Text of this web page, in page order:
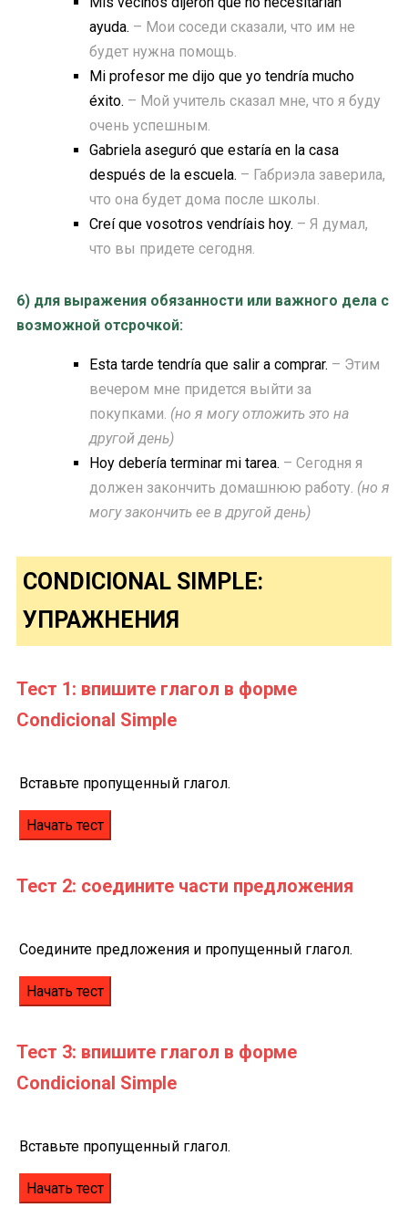
ayuda. – Мои соседи сказали, что им не
будет нужна помощь.
Mi profesor me dijo que yo tendría mucho
éxito. – Мой учитель сказал мне, что я буду
очень успешным.
Gabriela aseguró que estaría en la casa
después de la escuela. – Габриэла заверила,
что она будет дома после школы.
Creí que vosotros vendríais hoy. – Я думал,
что вы придете сегодня.
6) для выражения обязанности или важного дела с
возможной отсрочкой:
Esta tarde tendría que salir a comprar. – Этим
вечером мне придется выйти за
покупками. (но я могу отложить это на
другой день)
Hoy debería terminar mi tarea. – Сегодня я
должен закончить домашнюю работу. (но я
могу закончить ее в другой день)
CONDICIONAL SIMPLE:
УПРАЖНЕНИЯ
Тест 1: впишите глагол в форме
Condicional Simple
Вставьте пропущенный глагол.
Тест 2: соедините части предложения
Соедините предложения и пропущенный глагол.
Тест 3: впишите глагол в форме
Condicional Simple
Вставьте пропущенный глагол.